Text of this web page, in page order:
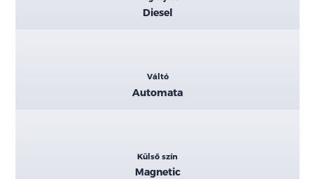
Diesel
Váltó
Automata
Külső szín
Magnetic